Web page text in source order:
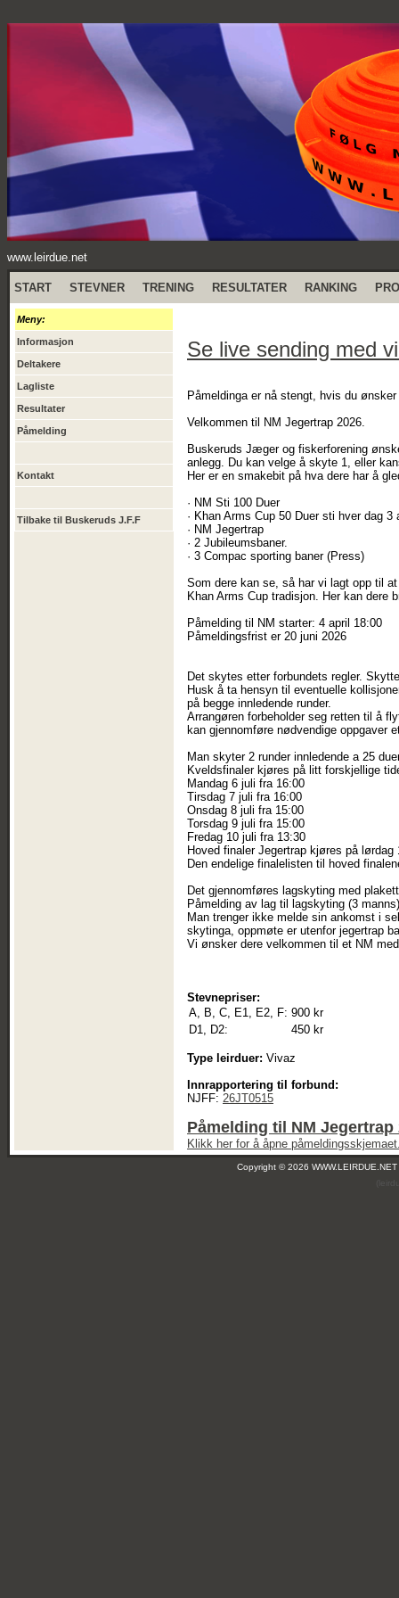
www.leirdue.net
START STEVNER TRENING RESULTATER RANKING
Meny:
Informasjon
Deltakere
Lagliste
Resultater
Påmelding
Kontakt
Tilbake til Buskeruds J.F.F
Se live sending med
Påmeldinga er nå stengt, hvis du
Velkommen til NM Jegertrap 2026.
Buskeruds Jæger og fiskerforening
anlegg. Du kan velge å skyte 1, eller
Her er en smakebit på hva dere har å
· NM Sti 100 Duer
· Khan Arms Cup 50 Duer sti hver dag
· NM Jegertrap
· 2 Jubileumsbaner.
· 3 Compac sporting baner (Press)
Som dere kan se, så har vi lagt opp til
Khan Arms Cup tradisjon. Her kan dere
Påmelding til NM starter: 4 april 18:00
Påmeldingsfrist er 20 juni 2026
Det skytes etter forbundets regler.
Husk å ta hensyn til eventuelle
på begge innledende runder.
Arrangøren forbeholder seg retten til å
kan gjennomføre nødvendige oppgaver
Man skyter 2 runder innledende a 25
Kveldsfinaler kjøres på litt forskjellige
Mandag 6 juli fra 16:00
Tirsdag 7 juli fra 16:00
Onsdag 8 juli fra 15:00
Torsdag 9 juli fra 15:00
Fredag 10 juli fra 13:30
Hoved finaler Jegertrap kjøres på
Den endelige finalelisten til hoved
Det gjennomføres lagskyting med
Påmelding av lag til lagskyting (3
Man trenger ikke melde sin ankomst i
skytinga, oppmøte er utenfor jegertrap
Vi ønsker dere velkommen til et NM
Stevnepriser:
A, B, C, E1, E2, F: 900 kr
D1, D2:
450 kr
Type leirduer: Vivaz
Innrapportering til forbund:
NJFF: 26JT0515
Påmelding til NM Jegertrap
Klikk her for å åpne
Copyright © 2026